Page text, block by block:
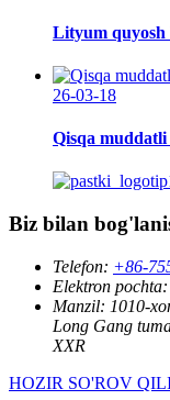
Lityum quyosh
26-03-18
Qisqa
Biz bilan
Telefon: +86-
Elektron pochta:
Manzil: 1010-
Long Gang
XXR
HOZIR SO'ROV